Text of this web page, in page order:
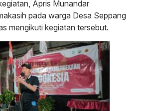
Apris Munandar
pada warga Desa Seppang
mengikuti kegiatan tersebut.